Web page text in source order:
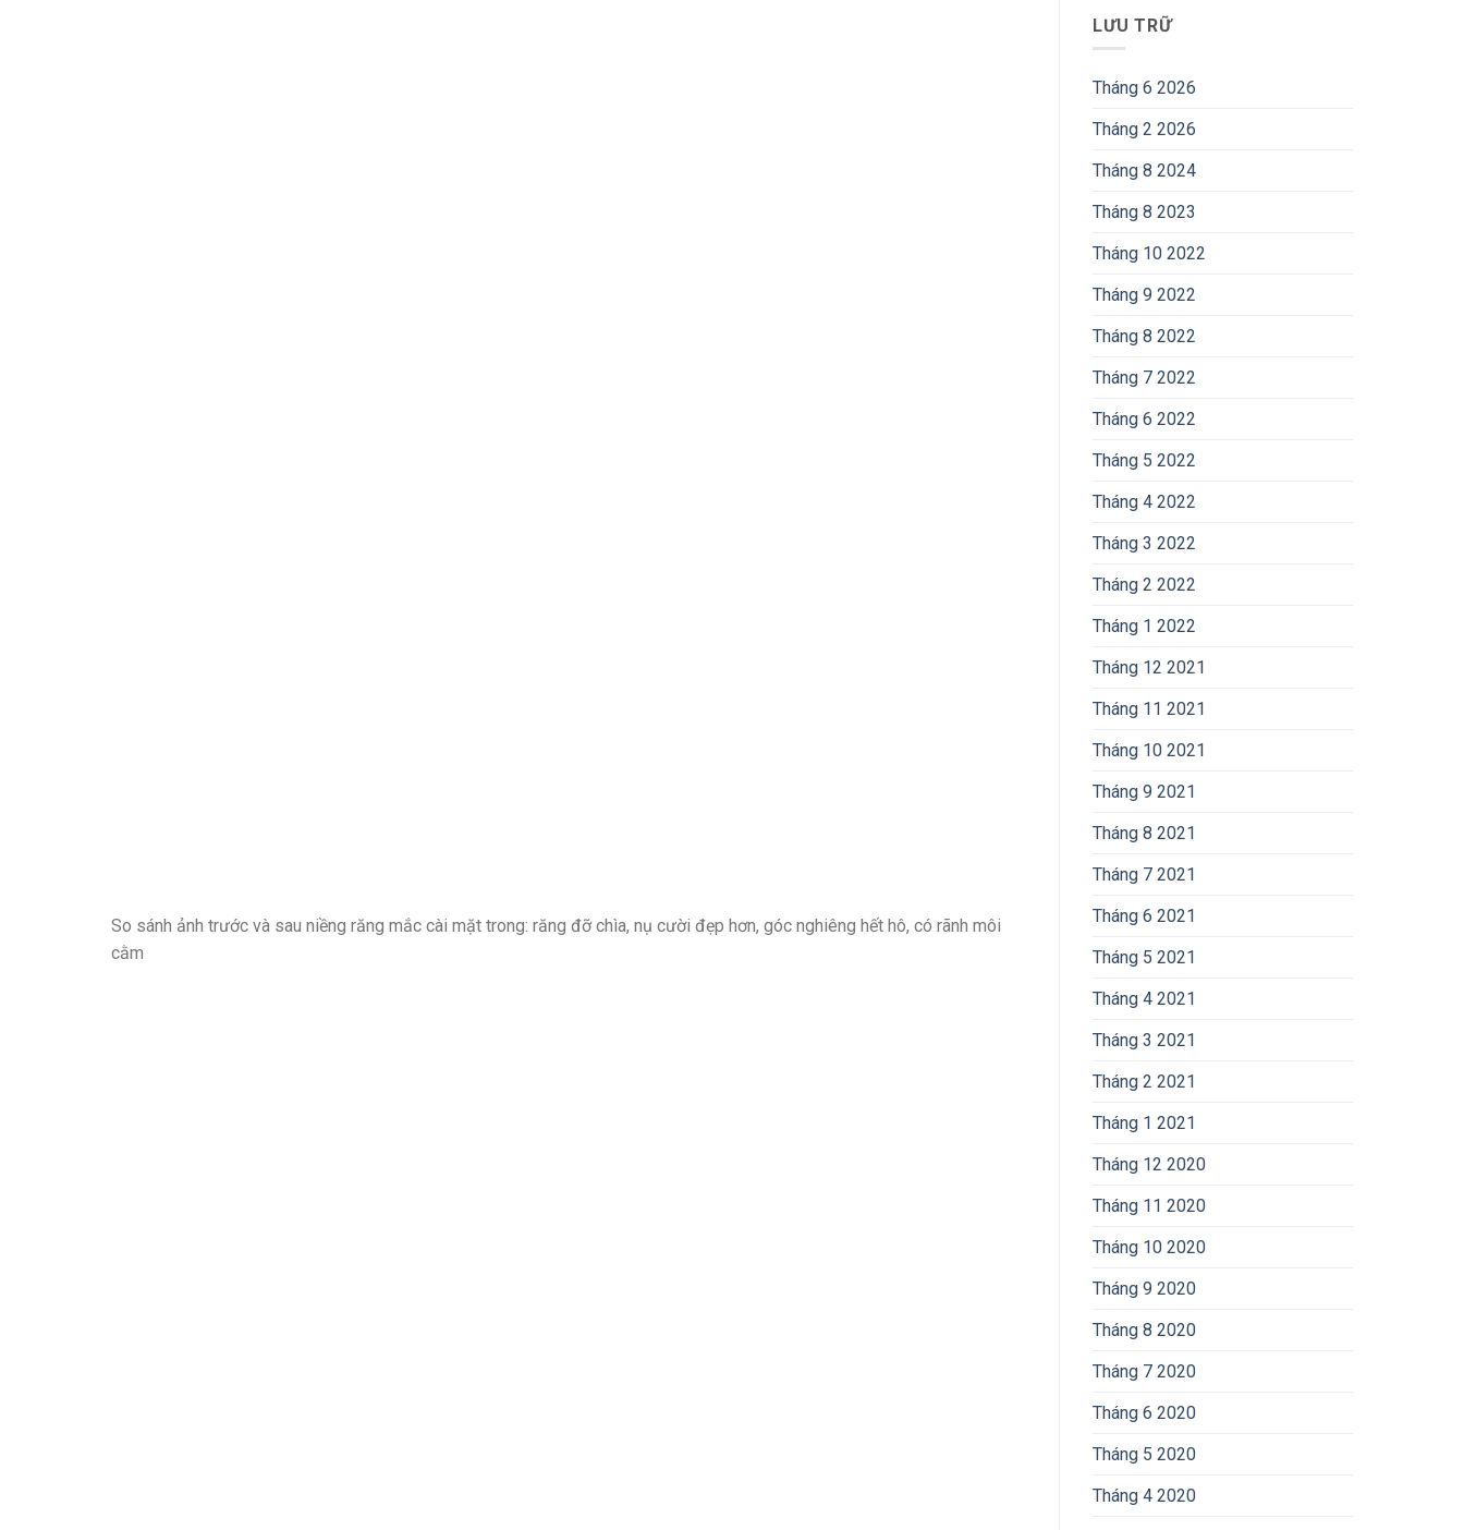
So sánh ảnh trước và sau niềng răng mắc cài mặt trong: răng đỡ chìa, nụ cười đẹp hơn, góc nghiêng hết hô, có rãnh môi
cằm
LƯU TRỮ
Tháng 6 2026
Tháng 2 2026
Tháng 8 2024
Tháng 8 2023
Tháng 10 2022
Tháng 9 2022
Tháng 8 2022
Tháng 7 2022
Tháng 6 2022
Tháng 5 2022
Tháng 4 2022
Tháng 3 2022
Tháng 2 2022
Tháng 1 2022
Tháng 12 2021
Tháng 11 2021
Tháng 10 2021
Tháng 9 2021
Tháng 8 2021
Tháng 7 2021
Tháng 6 2021
Tháng 5 2021
Tháng 4 2021
Tháng 3 2021
Tháng 2 2021
Tháng 1 2021
Tháng 12 2020
Tháng 11 2020
Tháng 10 2020
Tháng 9 2020
Tháng 8 2020
Tháng 7 2020
Tháng 6 2020
Tháng 5 2020
Tháng 4 2020